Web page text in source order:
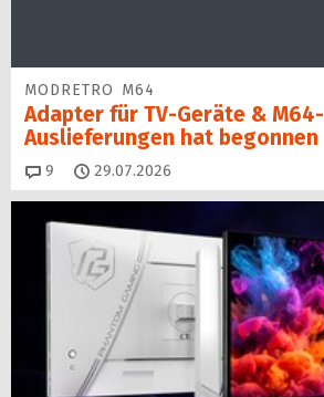
MODRETRO M64
Adapter für TV-Geräte & M64-
Auslieferungen hat begon­nen
9 Kommentare
29.07.2026